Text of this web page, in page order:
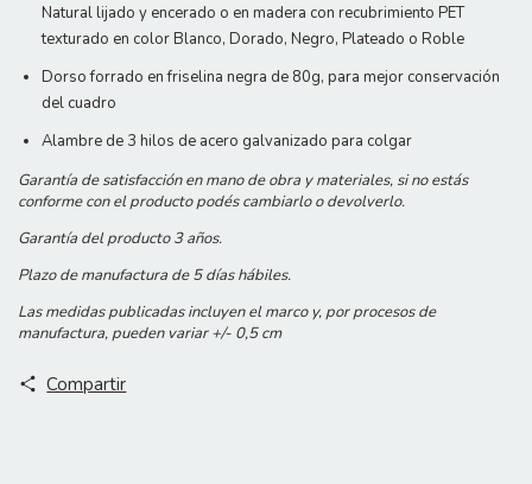
Natural lijado y encerado o en madera con recubrimiento PET
texturado en color Blanco, Dorado, Negro, Plateado o Roble
Dorso forrado en friselina negra de 80g, para mejor conservación
del cuadro
Alambre de 3 hilos de acero galvanizado para colgar
Garantía de satisfacción en mano de obra y materiales, si no estás
conforme con el producto podés cambiarlo o devolverlo.
Garantía del producto 3 años.
Plazo de manufactura de 5 días hábiles.
Las medidas publicadas incluyen el marco y, por procesos de
manufactura, pueden variar +/- 0,5 cm
Compartir